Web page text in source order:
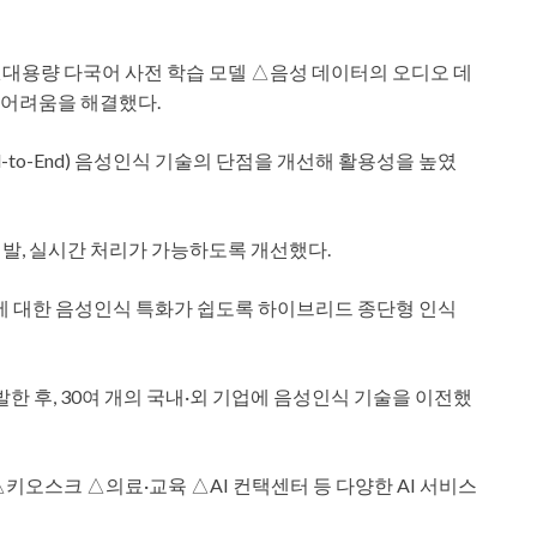
량 다국어 사전 학습 모델 △음성 데이터의 오디오 데
려움을 해결했다.
End) 음성인식 기술의 단점을 개선해 활용성을 높였
, 실시간 처리가 가능하도록 개선했다.
대한 음성인식 특화가 쉽도록 하이브리드 종단형 인식
후, 30여 개의 국내·외 기업에 음성인식 기술을 이전했
오스크 △의료·교육 △AI 컨택센터 등 다양한 AI 서비스